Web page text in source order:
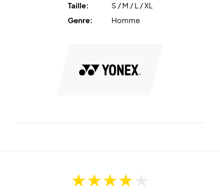
vous garde au sec, léger et à l’aise tout au
Principal : 87 % polyester, 13 % polystyrène.
Taille:
S / M / L / XL
Genre:
Homme